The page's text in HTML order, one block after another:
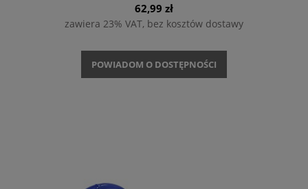
62,99 zł
zawiera 23% VAT, bez kosztów dostawy
POWIADOM O DOSTĘPNOŚCI